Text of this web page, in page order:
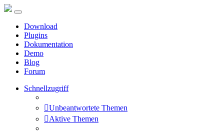
Download
Plugins
Dokumentation
Demo
Blog
Forum
Schnellzugriff
Unbeantwortete Themen
Aktive Themen